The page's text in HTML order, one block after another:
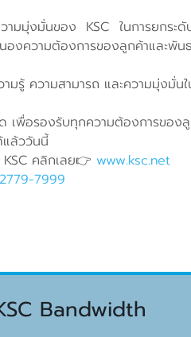
ามมุ่งมั่นของ KSC ในการยกร
องความต้องการของลูกค้าและพั
ความสามารถ และความมุ่งมั่น
พื่อรองรับทุกความต้องการของ
แล้ววันนี้
คลิกเลย👉 www.ksc.net
7999
Bandwidth